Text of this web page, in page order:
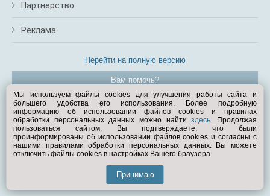
Партнерство
Реклама
Перейти на полную версию
Вам помочь?
© Exist.ru 1998—2026
Мы используем файлы cookies для улучшения работы сайта и
большего удобства его использования. Более подробную
информацию об использовании файлов cookies и правилах
обработки персональных данных можно найтиздесь. Продолжая
пользоваться сайтом, Вы подтверждаете, что были
проинформированы об использовании файлов cookies и согласны с
нашими правилами обработки персональных данных. Вы можете
отключить файлы cookies в настройках Вашего браузера.
Принимаю